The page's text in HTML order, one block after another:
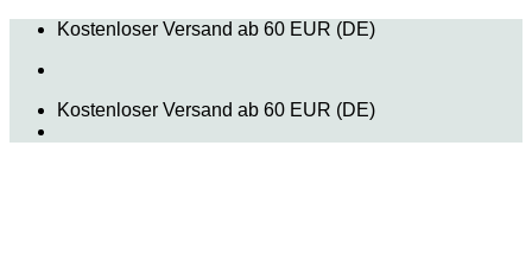
Zum
springen
Kostenloser Versand ab 60 EUR (DE)
Kostenloser Versand ab 60 EUR (DE)